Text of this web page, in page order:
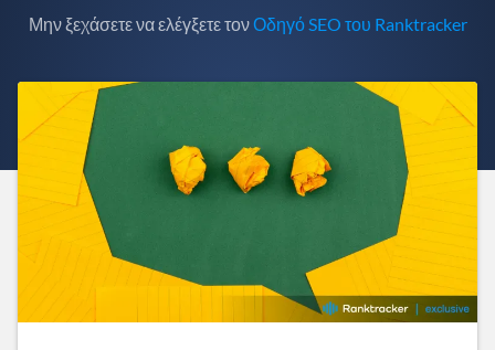
Μην ξεχάσετε να ελέγξετε τονΟδηγό SEO του Ranktracker